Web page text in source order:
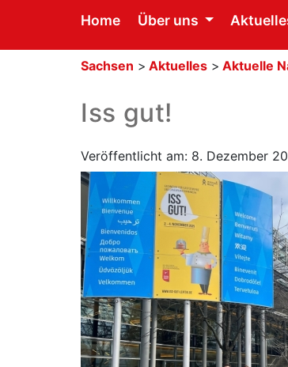
Home Über uns
Sachsen > Aktuelles > Aktuelle
Iss gut!
Veröffentlicht am: 8. Dezember